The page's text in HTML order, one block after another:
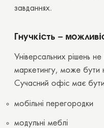
завданнях.
Гнучкість –
Універсальних рішень
маркетингу, може бути
Сучасний офіс має
мобільні перегородки
модульні меблі